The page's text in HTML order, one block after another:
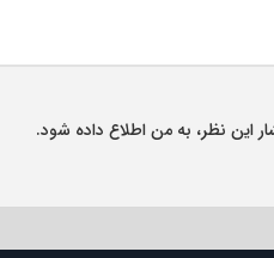
این نظر، به من اطلاع داده شود.